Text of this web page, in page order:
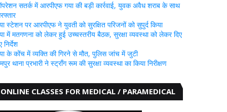
सतर्क में आरपीएफ गया की बड़ी कार्रवाई, युवक अवैध शराब के साथ
स्टेशन पर आरपीएफ ने युवती को सुरक्षित परिजनों को सुपुर्द किया
में मतगणना को लेकर हुई उच्चस्तरीय बैठक, सुरक्षा व्यवस्था को लेकर दिए
निर्देश
के कोंच में व्यक्ति की गिरने से मौत, पुलिस जांच में जुटी
थाना प्रभारी ने स्ट्रॉंग रूम की सुरक्षा व्यवस्था का किया निरीक्षण
ONLINE CLASSES FOR MEDICAL / PARAMEDICAL